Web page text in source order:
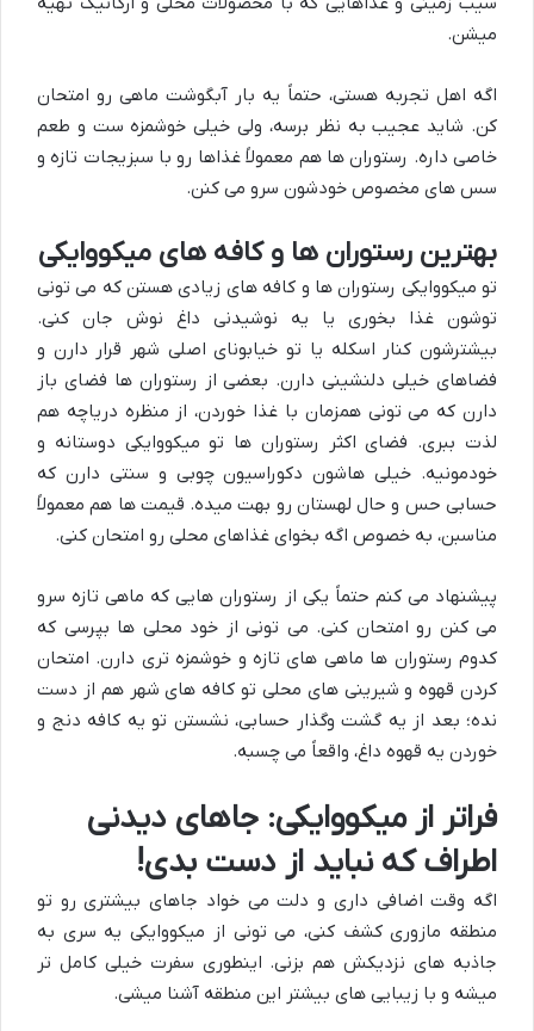
میشن.
اگه اهل تجربه هستی، حتماً یه بار آبگوشت ماهی رو امتحان
کن. شاید عجیب به نظر برسه، ولی خیلی خوشمزه ست و طعم
خاصی داره. رستوران ها هم معمولاً غذاها رو با سبزیجات تازه و
سس های مخصوص خودشون سرو می کنن.
بهترین رستوران ها و کافه های میکووایکی
تو میکووایکی رستوران ها و کافه های زیادی هستن که می تونی
توشون غذا بخوری یا یه نوشیدنی داغ نوش جان کنی.
بیشترشون کنار اسکله یا تو خیابونای اصلی شهر قرار دارن و
فضاهای خیلی دلنشینی دارن. بعضی از رستوران ها فضای باز
دارن که می تونی همزمان با غذا خوردن، از منظره دریاچه هم
لذت ببری. فضای اکثر رستوران ها تو میکووایکی دوستانه و
خودمونیه. خیلی هاشون دکوراسیون چوبی و سنتی دارن که
حسابی حس و حال لهستان رو بهت میده. قیمت ها هم معمولاً
مناسبن، به خصوص اگه بخوای غذاهای محلی رو امتحان کنی.
پیشنهاد می کنم حتماً یکی از رستوران هایی که ماهی تازه سرو
می کنن رو امتحان کنی. می تونی از خود محلی ها بپرسی که
کدوم رستوران ها ماهی های تازه و خوشمزه تری دارن. امتحان
کردن قهوه و شیرینی های محلی تو کافه های شهر هم از دست
نده؛ بعد از یه گشت وگذار حسابی، نشستن تو یه کافه دنج و
خوردن یه قهوه داغ، واقعاً می چسبه.
فراتر از میکووایکی: جاهای دیدنی
اطراف که نباید از دست بدی!
اگه وقت اضافی داری و دلت می خواد جاهای بیشتری رو تو
منطقه مازوری کشف کنی، می تونی از میکووایکی یه سری به
جاذبه های نزدیکش هم بزنی. اینطوری سفرت خیلی کامل تر
میشه و با زیبایی های بیشتر این منطقه آشنا میشی.